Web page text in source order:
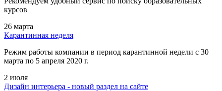
курсов
26 марта
Карантинная неделя
Режим работы компании в период карантинной недели c 30
марта по 5 апреля 2020 г.
2 июля
Дизайн интерьера - новый раздел на сайте